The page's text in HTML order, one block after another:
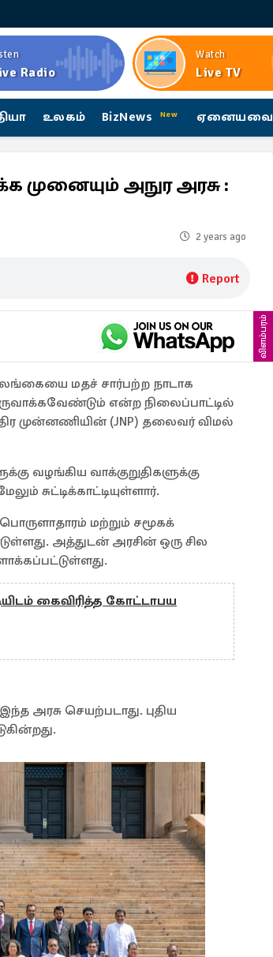
Radio
Watch
Live TV
உலகம் BizNews New ஏனையவை
அநுர அரசு :
2 years ago
Report
விளம்பரம்
மதச் சார்பற்ற நாடாக
என்ற நிலைப்பாட்டில்
முன்னணியின் (JNP) தலைவர் விமல்
வழங்கிய வாக்குறுதிகளுக்கு
சுட்டிக்காட்டியுள்ளார்.
பொருளாதாரம் மற்றும் சமூகக்
அத்துடன் அரசின் ஒரு சில
கைவிரித்த கோட்டாபய
அரசு செயற்படாது. புதிய